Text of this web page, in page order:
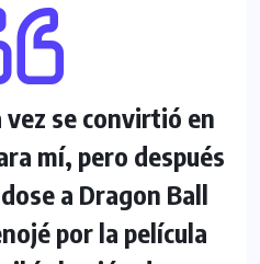
vez se convirtió en
mí, pero después
a Dragon Ball
por la película